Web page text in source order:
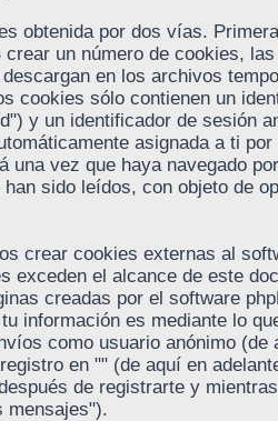
obtenida por dos vías.
crear un número de cookies,
en los archivos
cookies sólo contienen un
y un identificador de sesión
asignada a ti
una vez que haya navegado
sido leídos, con objeto de
crear cookies externas al
exceden el alcance de este
creadas por el software
información es mediante lo
como usuario anónimo (de
en "" (de aquí en
de registrarte y
mensajes").